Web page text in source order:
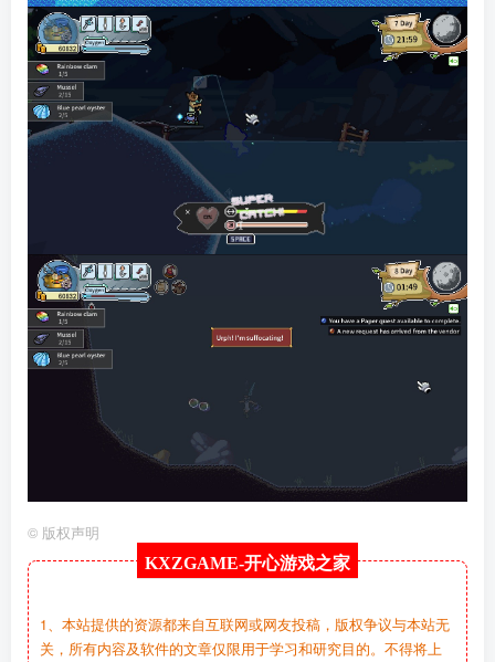
© 版权声明
KXZGAME-开心游戏之家
1、本站提供的资源都来自互联网或网友投稿，版权争议与本站无
关，所有内容及软件的文章仅限用于学习和研究目的。不得将上